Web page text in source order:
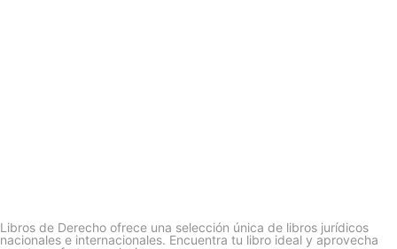
Libros de Derecho ofrece una selección única de libros jurídicos
nacionales e internacionales. Encuentra tu libro ideal y aprovecha